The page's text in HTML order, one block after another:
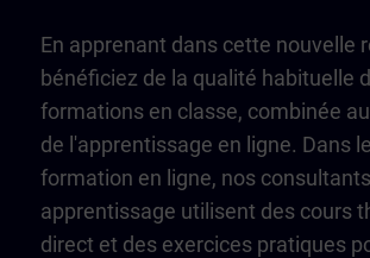
En apprenant dans cette nouvelle
bénéficiez de la qualité habituelle
formations en classe, combinée
de l'apprentissage en ligne. Dans
formation en ligne, nos
apprentissage utilisent des cours
direct et des exercices pratiques